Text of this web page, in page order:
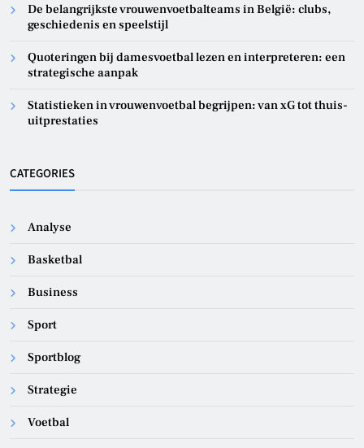
De belangrijkste vrouwenvoetbalteams in België: clubs,
geschiedenis en speelstijl
Quoteringen bij damesvoetbal lezen en interpreteren: een
strategische aanpak
Statistieken in vrouwenvoetbal begrijpen: van xG tot thuis-
uitprestaties
CATEGORIES
Analyse
Basketbal
Business
Sport
Sportblog
Strategie
Voetbal